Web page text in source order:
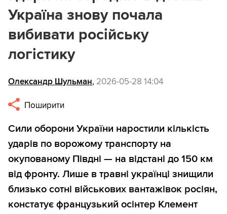
Україна знову почала
вибивати російську
логістику
Олександр Шульман, 2026-05-28 14:04
Поширити
Сили оборони України наростили кількість
ударів по ворожому транспорту на
окупованому Півдні — на відстані до 150 км
від фронту. Лише в травні українці знищили
близько сотні військових вантажівок росіян,
констатує французький осінтер Клемент